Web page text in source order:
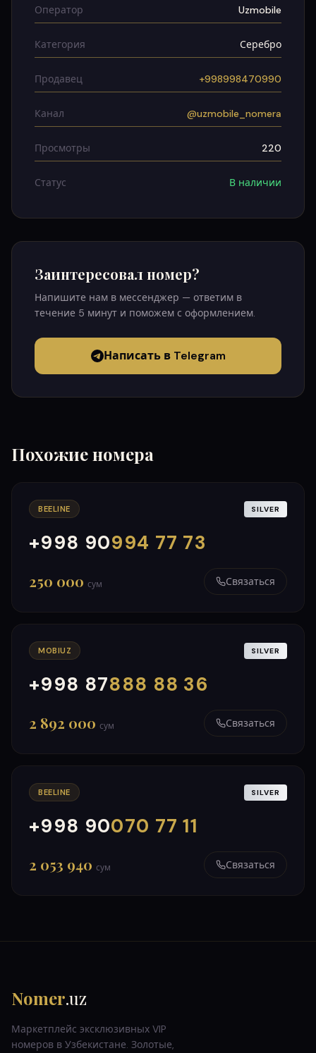
Оператор Uzmobile
Категория Серебро
Продавец +998998470990
Канал @uzmobile_nomera
Просмотры 220
Статус В наличии
Заинтересовал номер?
Напишите нам в мессенджер — ответим в
течение 5 минут и поможем с оформлением.
Написать в Telegram
Похожие номера
BEELINE SILVER
+998 90994 77 73
000
999
250 000 сум Связаться
MOBIUZ SILVER
+998 87888 88 36
000
999
2 892 000 сум Связаться
BEELINE SILVER
+998 90070 77 11
000
999
2 053 940 сум Связаться
Nomer.uz
Маркетплейс эксклюзивных VIP
номеров в Узбекистане. Золотые,